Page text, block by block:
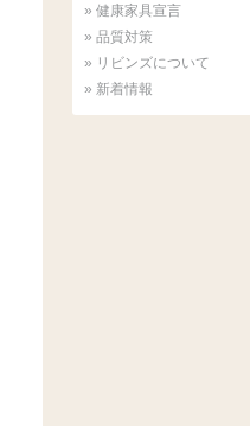
» 健康家具宣言
» 品質対策
» リビンズについて
» 新着情報